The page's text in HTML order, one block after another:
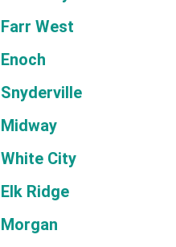
Farr West
Enoch
Snyderville
Midway
White City
Elk Ridge
Morgan